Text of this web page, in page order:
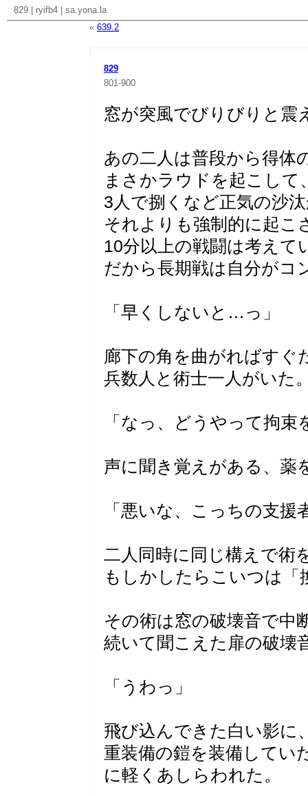
829 ryifb4
sa.yona.la
« 639.2
829
801-900
窓が突風でびりびりと震
あの二人は普段から得体
まさかラウドを起こして
3人で捌くなど正気の沙
それよりも強制的に起こ
10分以上の戦闘は考えて
だから長期戦は自分がコ
「早くしないと…っ」
廊下の角を曲がればすぐ
兵数人と術士一人がいた
「なっ、どうやって拘束
声に聞き覚えがある、薬
「悪いな、こっちの支
二人同時に同じ構えで術
もしかしたらこいつは「
その術は窓の破壊音で中
続いて聞こえた扉の破壊
「うわっ」
飛び込んできた白い影に
重装備の鎧を装備してい
に軽くあしらわれた。